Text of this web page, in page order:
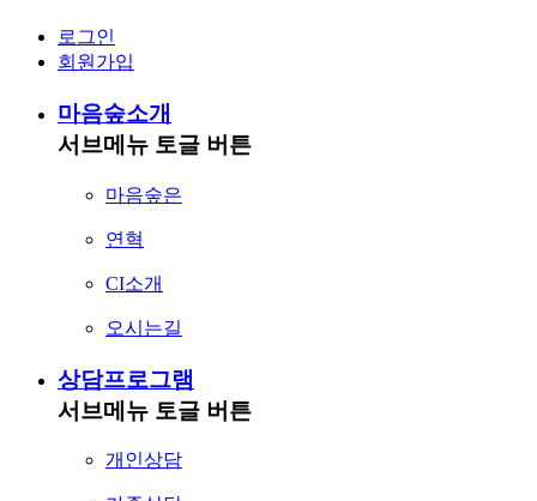
로그인
회원가입
마음숲소개
서브메뉴 토글 버튼
마음숲은
연혁
CI소개
오시는길
상담프로그램
서브메뉴 토글 버튼
개인상담